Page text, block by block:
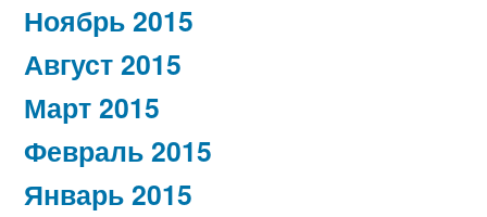
Ноябрь 2015
Август 2015
Март 2015
Февраль 2015
Январь 2015